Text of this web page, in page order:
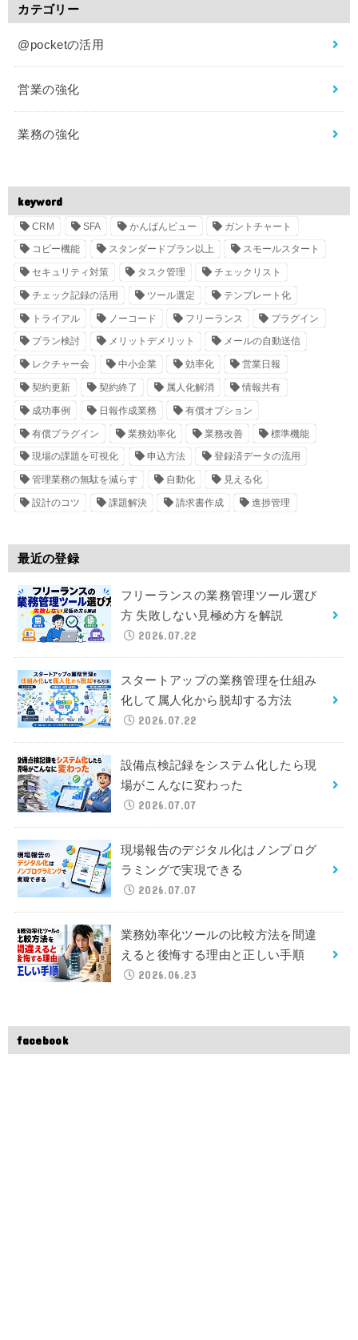
カテゴリー
@pocketの活用
営業の強化
業務の強化
keyword
CRM SFA かんばんビュー ガントチャート
コピー機能 スタンダードプラン以上 スモールスタート
セキュリティ対策 タスク管理 チェックリスト
チェック記録の活用 ツール選定 テンプレート化
トライアル ノーコード フリーランス プラグイン
プラン検討 メリットデメリット メールの自動送信
レクチャー会 中小企業 効率化 営業日報
契約更新 契約終了 属人化解消 情報共有
成功事例 日報作成業務 有償オプション
有償プラグイン 業務効率化 業務改善 標準機能
現場の課題を可視化 申込方法 登録済データの流用
管理業務の無駄を減らす 自動化 見える化
設計のコツ 課題解決 請求書作成 進捗管理
最近の登録
フリーランスの業務管理ツール選び
方 失敗しない見極め方を解説
2026.07.22
スタートアップの業務管理を仕組み
化して属人化から脱却する方法
2026.07.22
設備点検記録をシステム化したら現
場がこんなに変わった
2026.07.07
現場報告のデジタル化はノンプログ
ラミングで実現できる
2026.07.07
業務効率化ツールの比較方法を間違
えると後悔する理由と正しい手順
2026.06.23
facebook